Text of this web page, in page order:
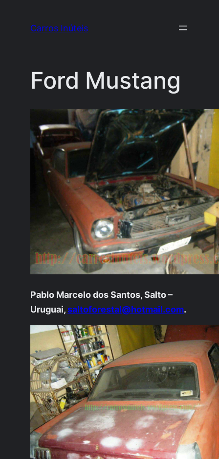
Carros Inúteis
Ford Mustang
Pablo Marcelo dos Santos, Salto –
Uruguai,saltoforestal@hotmail.com.